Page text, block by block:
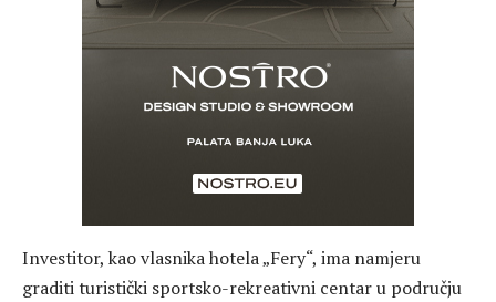
Investitor, kao vlasnika hotela „Fery“, ima namjeru
graditi turistički sportsko-rekreativni centar u području